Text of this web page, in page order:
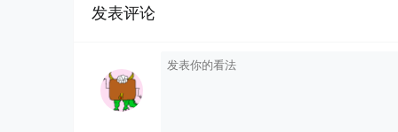
发表评论